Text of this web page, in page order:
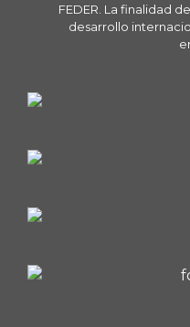
FEDER. La finalidad
desarrollo